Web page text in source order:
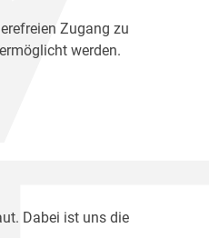
Zugang zu
werden.
Dabei ist uns die